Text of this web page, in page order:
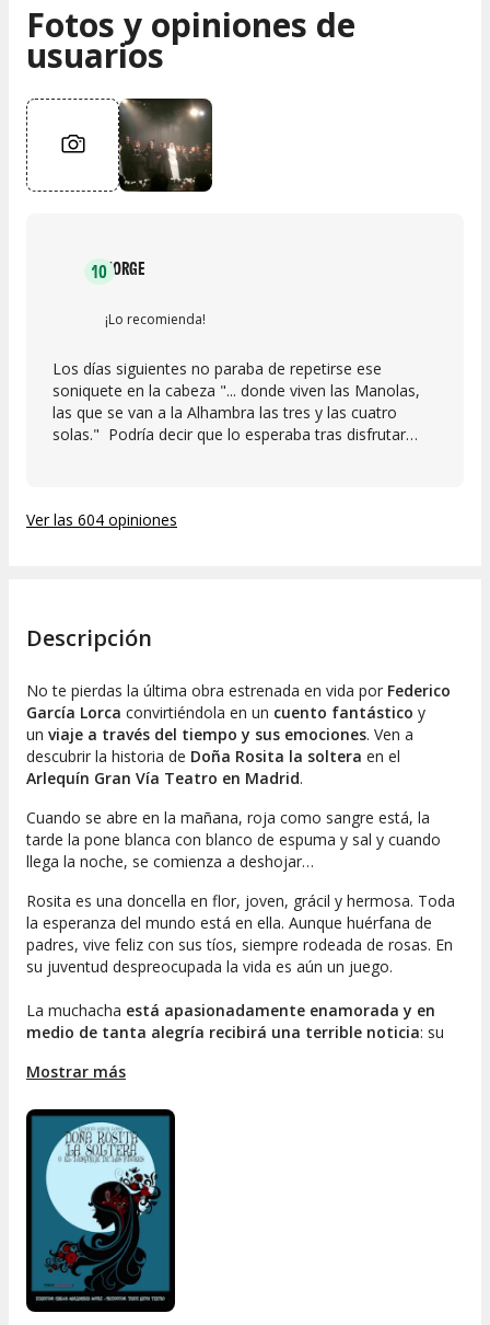
Fotos y opiniones de
usuarios
10JORGE
¡Lo recomienda!
Los días siguientes no paraba de repetirse ese
soniquete en la cabeza "... donde viven las Manolas,
las que se van a la Alhambra las tres y las cuatro
solas." Podría decir que lo esperaba tras disfrutar
de los espectadores alrededor me costó contener las
Ver las 604 opiniones
Descripción
No te pierdas la última obra estrenada en vida por Federico
García Lorca convirtiéndola en un cuento fantástico y
un viaje a través del tiempo y sus emociones. Ven a
descubrir la historia de Doña Rosita la soltera en el
Arlequín Gran Vía Teatro en Madrid.
Cuando se abre en la mañana, roja como sangre está, la
tarde la pone blanca con blanco de espuma y sal y cuando
llega la noche, se comienza a deshojar…
Rosita es una doncella en flor, joven, grácil y hermosa. Toda
la esperanza del mundo está en ella. Aunque huérfana de
padres, vive feliz con sus tíos, siempre rodeada de rosas. En
su juventud despreocupada la vida es aún un juego.
La muchacha está apasionadamente enamorada y en
medio de tanta alegría recibirá una terrible noticia: su
de sus padres. Sin embargo, ella mantiene viva la esperanza y
eterno, quedando Rosita sola y una indefinida promesa de
matrimonio en el aire.
Partiendo de esta premisa,
de los sentimientos universales para exponer una obra que
es probablemente lo mejor de su teatro y se cuenta, sin
duda, entre lasobras maestras del teatro universal del
siglo XX. Los distintos aspectos de la condición humana se
reflejan con maestría en este
unareflexión sobre la huída del tiempo y los sueños
Mostrar más